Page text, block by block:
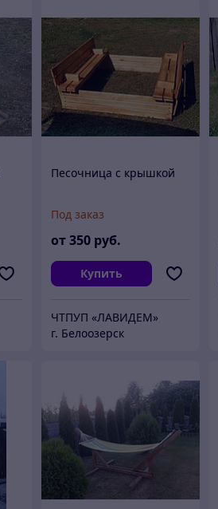
Песочница с крышкой
Под заказ
от350 руб.
Купить
ЧТПУП «ЛАВИДЕМ»
г. Белоозерск